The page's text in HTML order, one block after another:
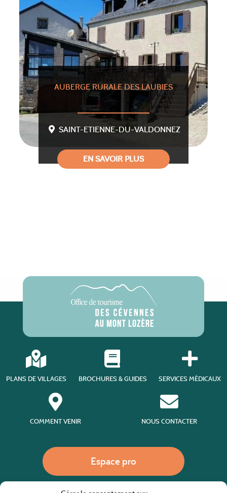
AUBERGE RURALE DES LAUBIES
SAINT-ETIENNE-DU-VALDONNEZ
EN SAVOIR PLUS
PLANS DE VILLAGES BROCHURES & GUIDES SERVICES MÉDICAUX
COMMENT VENIR NOUS CONTACTER
Espace pro